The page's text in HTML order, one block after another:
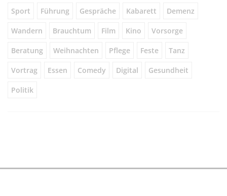
Sport Führung Gespräche Kabarett Demenz
Wandern Brauchtum Film Kino Vorsorge
Beratung Weihnachten Pflege Feste Tanz
Vortrag Essen Comedy Digital Gesundheit
Politik